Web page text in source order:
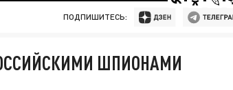
ПОДПИШИТЕСЬ:
ШПИОНАМИ